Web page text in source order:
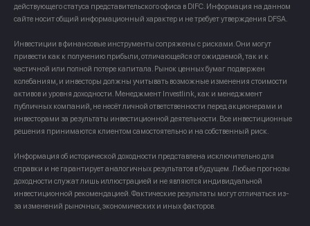
действующего статуса представительского офиса в DIFC. Информация на данном
сайте носит общий информационный характер и не требует утверждения DFSA.
Инвестиции в финансовые инструменты сопряжены с рисками. Они могут
привести как к получению прибыли, отличающейся от ожидаемой, так и к
частичной или полной потере капитала. Рынок ценных бумаг подвержен
колебаниям, и инвесторы должны учитывать возможные изменения стоимости
активов и уровня доходности. Менеджмент Investlink, как и менеджмент
публичных компаний, не несёт личной ответственности перед акционерами и
инвесторами за результаты инвестиционной деятельности. Все инвестиционные
решения принимаются клиентом самостоятельно и на собственный риск.
Информация об исторической доходности представлена исключительно для
справки и не гарантирует аналогичных результатов в будущем. Любые прогнозы
доходности служат лишь иллюстрацией и не являются индивидуальной
инвестиционной рекомендацией. Фактические результаты могут отличаться из-
за изменений рыночных, экономических и иных факторов.